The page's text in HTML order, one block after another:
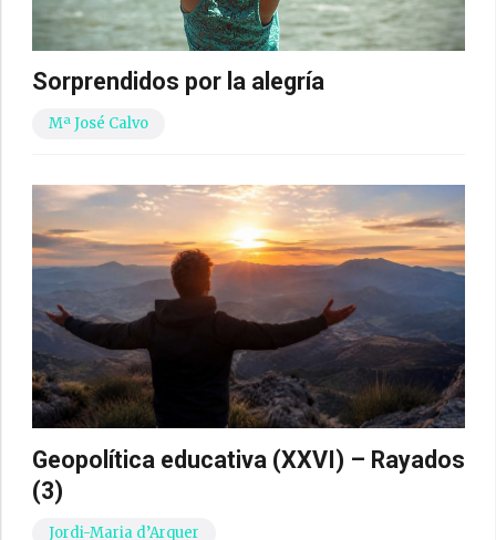
Sorprendidos por la alegría
Mª José Calvo
Geopolítica educativa (XXVI) – Rayados
(3)
Jordi-Maria d’Arquer